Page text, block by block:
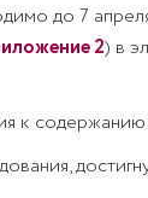
до 7
2) в
к содержанию